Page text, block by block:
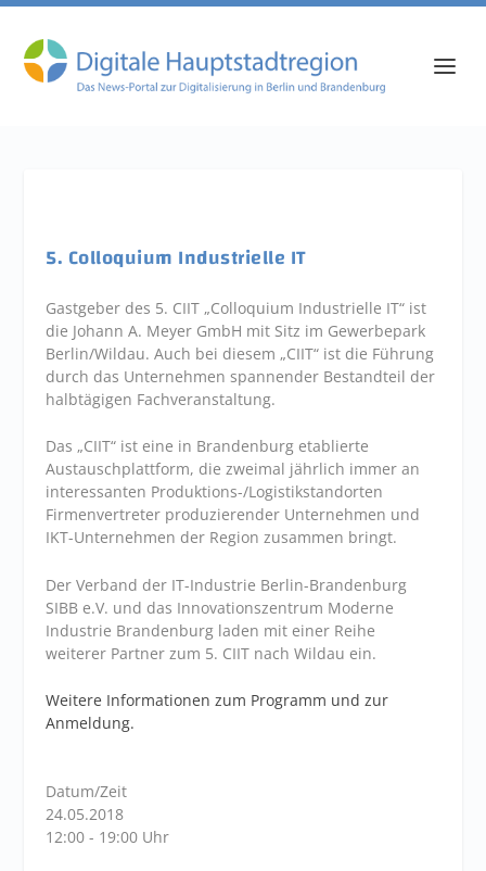
5. Colloquium Industrielle IT
Gastgeber des 5. CIIT „Colloquium Industrielle IT“ ist
die Johann A. Meyer GmbH mit Sitz im Gewerbepark
Berlin/Wildau. Auch bei diesem „CIIT“ ist die Führung
durch das Unternehmen spannender Bestandteil der
halbtägigen Fachveranstaltung.
Das „CIIT“ ist eine in Brandenburg etablierte
Austauschplattform, die zweimal jährlich immer an
interessanten Produktions-/Logistikstandorten
Firmenvertreter produzierender Unternehmen und
IKT-Unternehmen der Region zusammen bringt.
Der Verband der IT-Industrie Berlin-Brandenburg
SIBB e.V. und das Innovationszentrum Moderne
Industrie Brandenburg laden mit einer Reihe
weiterer Partner zum 5. CIIT nach Wildau ein.
Weitere Informationen zum Programm und zur
Anmeldung.
Datum/Zeit
24.05.2018
12:00 - 19:00 Uhr